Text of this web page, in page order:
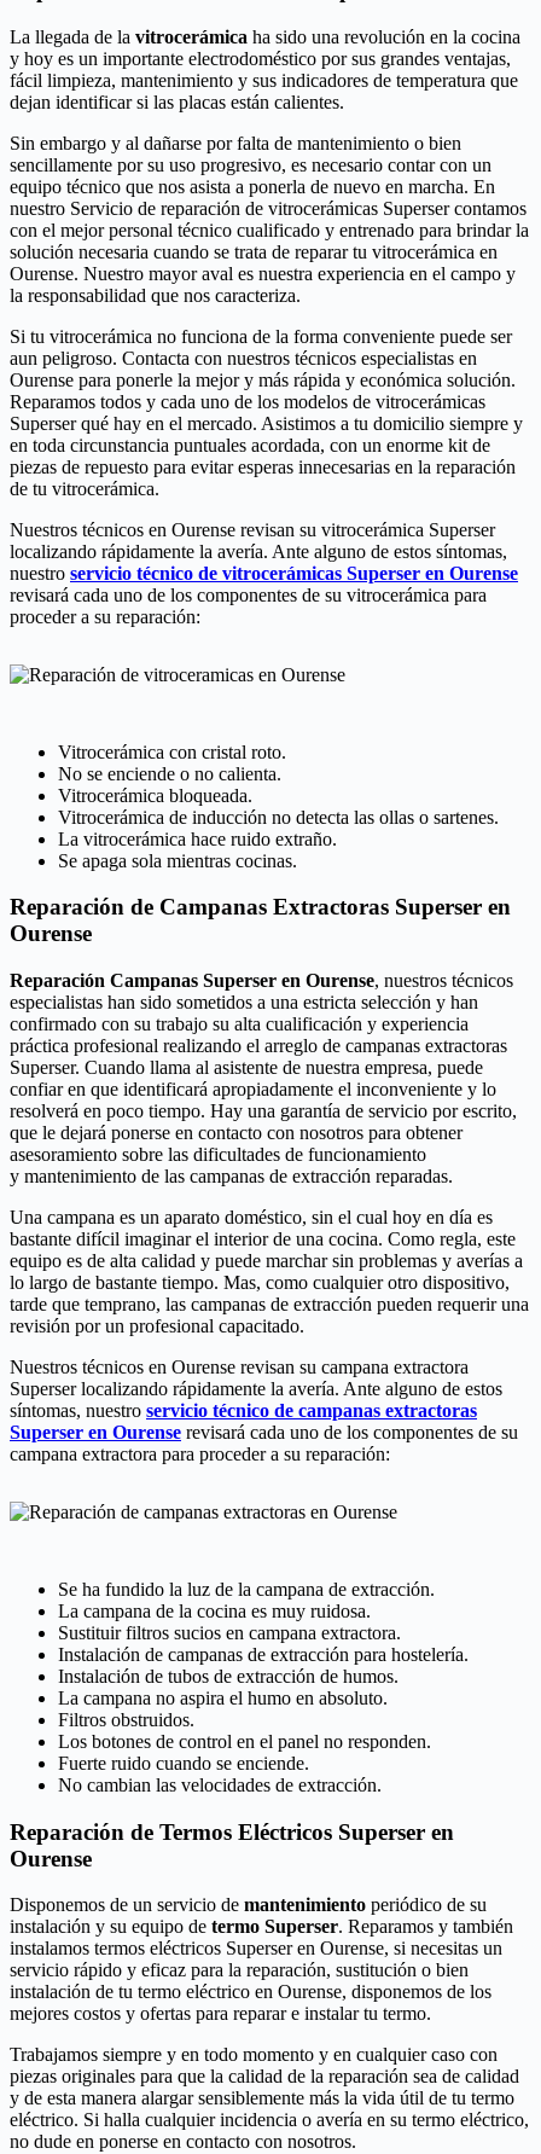
La llegada de la vitrocerámica ha sido una revolución en la cocina
y hoy es un importante electrodoméstico por sus grandes ventajas,
fácil limpieza, mantenimiento y sus indicadores de temperatura que
dejan identificar si las placas están calientes.
Sin embargo y al dañarse por falta de mantenimiento o bien
sencillamente por su uso progresivo, es necesario contar con un
equipo técnico que nos asista a ponerla de nuevo en marcha. En
nuestro Servicio de reparación de vitrocerámicas Superser contamos
con el mejor personal técnico cualificado y entrenado para brindar la
solución necesaria cuando se trata de reparar tu vitrocerámica en
Ourense. Nuestro mayor aval es nuestra experiencia en el campo y
la responsabilidad que nos caracteriza.
Si tu vitrocerámica no funciona de la forma conveniente puede ser
aun peligroso. Contacta con nuestros técnicos especialistas en
Ourense para ponerle la mejor y más rápida y económica solución.
Reparamos todos y cada uno de los modelos de vitrocerámicas
Superser qué hay en el mercado. Asistimos a tu domicilio siempre y
en toda circunstancia puntuales acordada, con un enorme kit de
piezas de repuesto para evitar esperas innecesarias en la reparación
de tu vitrocerámica.
Nuestros técnicos en Ourense revisan su vitrocerámica Superser
localizando rápidamente la avería. Ante alguno de estos síntomas,
nuestro servicio técnico de vitrocerámicas Superser en Ourense
revisará cada uno de los componentes de su vitrocerámica para
proceder a su reparación:
Vitrocerámica con cristal roto.
No se enciende o no calienta.
Vitrocerámica bloqueada.
Vitrocerámica de inducción no detecta las ollas o sartenes.
La vitrocerámica hace ruido extraño.
Se apaga sola mientras cocinas.
Reparación de Campanas Extractoras Superser en
Ourense
Reparación Campanas Superser en Ourense, nuestros técnicos
especialistas han sido sometidos a una estricta selección y han
confirmado con su trabajo su alta cualificación y experiencia
práctica profesional realizando el arreglo de campanas extractoras
Superser. Cuando llama al asistente de nuestra empresa, puede
confiar en que identificará apropiadamente el inconveniente y lo
resolverá en poco tiempo. Hay una garantía de servicio por escrito,
que le dejará ponerse en contacto con nosotros para obtener
asesoramiento sobre las dificultades de funcionamiento
y mantenimiento de las campanas de extracción reparadas.
Una campana es un aparato doméstico, sin el cual hoy en día es
bastante difícil imaginar el interior de una cocina. Como regla, este
equipo es de alta calidad y puede marchar sin problemas y averías a
lo largo de bastante tiempo. Mas, como cualquier otro dispositivo,
tarde que temprano, las campanas de extracción pueden requerir una
revisión por un profesional capacitado.
Nuestros técnicos en Ourense revisan su campana extractora
Superser localizando rápidamente la avería. Ante alguno de estos
síntomas, nuestro servicio técnico de campanas extractoras
Superser en Ourense revisará cada uno de los componentes de su
campana extractora para proceder a su reparación:
Se ha fundido la luz de la campana de extracción.
La campana de la cocina es muy ruidosa.
Sustituir filtros sucios en campana extractora.
Instalación de campanas de extracción para hostelería.
Instalación de tubos de extracción de humos.
La campana no aspira el humo en absoluto.
Filtros obstruidos.
Los botones de control en el panel no responden.
Fuerte ruido cuando se enciende.
No cambian las velocidades de extracción.
Reparación de Termos Eléctricos Superser en
Ourense
Disponemos de un servicio de mantenimiento periódico de su
instalación y su equipo de termo Superser. Reparamos y también
instalamos termos eléctricos Superser en Ourense, si necesitas un
servicio rápido y eficaz para la reparación, sustitución o bien
instalación de tu termo eléctrico en Ourense, disponemos de los
mejores costos y ofertas para reparar e instalar tu termo.
Trabajamos siempre y en todo momento y en cualquier caso con
piezas originales para que la calidad de la reparación sea de calidad
y de esta manera alargar sensiblemente más la vida útil de tu termo
eléctrico. Si halla cualquier incidencia o avería en su termo eléctrico,
no dude en ponerse en contacto con nosotros.